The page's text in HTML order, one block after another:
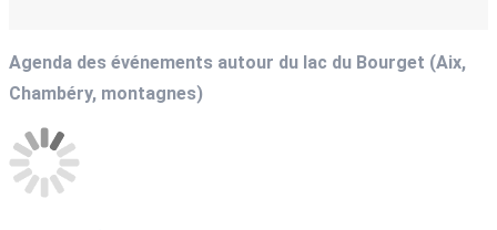
Agenda des événements autour du lac du Bourget (Aix,
Chambéry, montagnes)